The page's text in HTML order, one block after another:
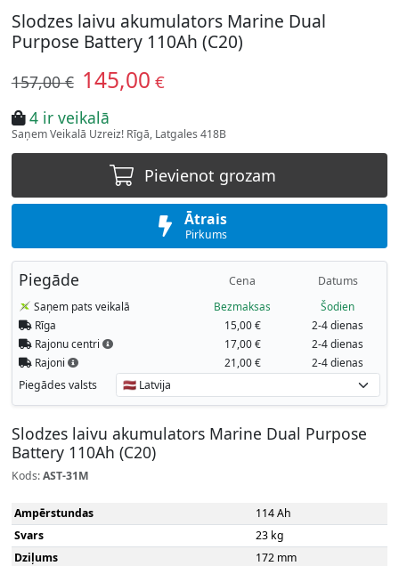
Slodzes laivu akumulators Marine Dual
Purpose Battery 110Ah (C20)
157,00 € 145,00 €
4 ir veikalā
Saņem Veikalā Uzreiz! Rīgā, Latgales 418B
Pievienot grozam
Ātrais
Pirkums
Piegāde Cena Datums
Saņem pats veikalā Bezmaksas
Šodien
Rīga
15,00 €
2-4 dienas
Rajonu centri
17,00 €
2-4 dienas
Rajoni
21,00 € 2-4 dienas
Piegādes valsts
Slodzes laivu akumulators Marine Dual Purpose
Battery 110Ah (C20)
Kods:AST-31M
Ampērstundas
114 Ah
Svars
23 kg
Dziļums
172 mm